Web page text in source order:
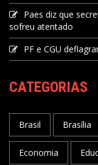
Paes diz que
sofreu atentado
PF e CGU
CATEGORIAS
Brasil Brasília
Economia